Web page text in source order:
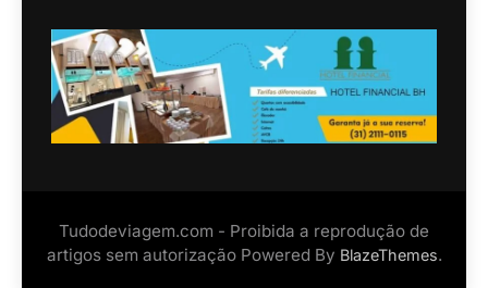
Tudodeviagem.com - Proibida a reprodução de
artigos sem autorização Powered By BlazeThemes.